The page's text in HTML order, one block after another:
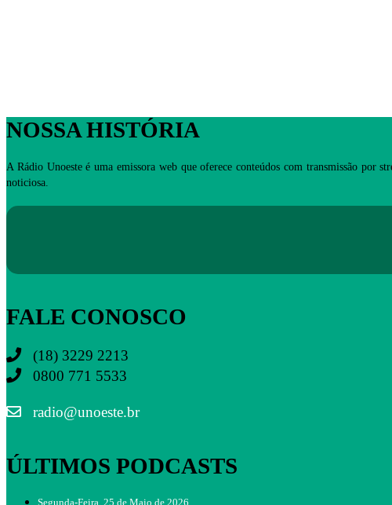
NOSSA HISTÓRIA
A Rádio Unoeste é uma emissora web que oferece conteúdos com transmissão por
noticiosa.
FALE CONOSCO
(18) 3229 2213
0800 771 5533
radio@unoeste.br
ÚLTIMOS PODCASTS
Segunda-Feira, 25 de Maio de 2026